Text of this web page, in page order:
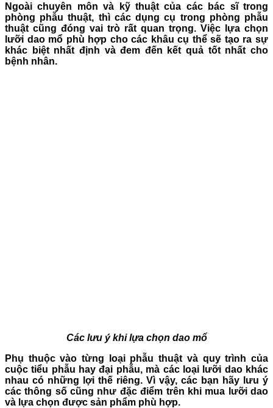
Ngoài chuyên môn và kỹ thuật của các bác sĩ trong
phòng phẫu thuật, thì các dụng cụ trong phòng phẫu
thuật cũng đóng vai trò rất quan trọng. Việc lựa chọn
lưỡi dao mổ phù hợp cho các khâu cụ thể sẽ tạo ra sự
khác biệt nhất định và đem đến kết quả tốt nhất cho
bệnh nhân.
Các lưu ý khi lựa chọn dao mổ
Phụ thuộc vào từng loại phẫu thuật và quy trình của
cuộc tiểu phẫu hay đại phẫu, mà các loại lưỡi dao khác
nhau có những lợi thế riêng. Vì vậy, các bạn hãy lưu ý
các thông số cũng như đặc điểm trên khi mua lưỡi dao
và lựa chọn được sản phẩm phù hợp.